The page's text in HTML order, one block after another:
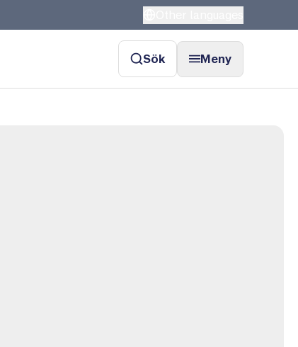
Sök Meny